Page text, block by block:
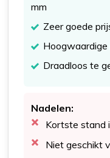
mm
Zeer goede
Draadloos te
Nadelen:
Kortste stand
Niet geschikt